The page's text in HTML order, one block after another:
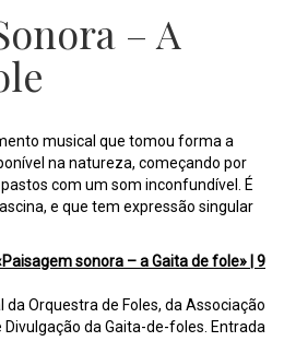
– A
musical que tomou forma a
na natureza, começando por
com um som inconfundível. É
e que tem expressão singular
sonora – a Gaita de fole» | 9
Orquestra de Foles, da Associação
da Gaita-de-foles. Entrada